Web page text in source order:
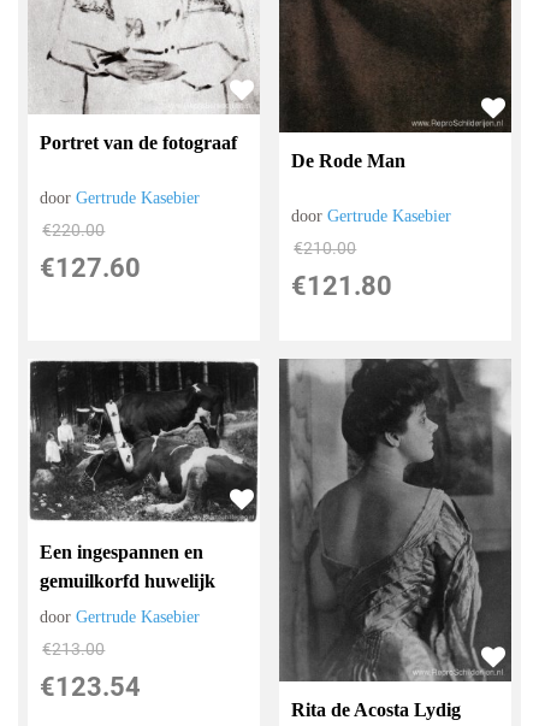
Portret van de fotograaf
doorGertrude Kasebier
€220.00
€127.60
De Rode Man
doorGertrude Kasebier
€210.00
€121.80
Een ingespannen en
gemuilkorfd huwelijk
doorGertrude Kasebier
€213.00
€123.54
Rita de Acosta Lydig